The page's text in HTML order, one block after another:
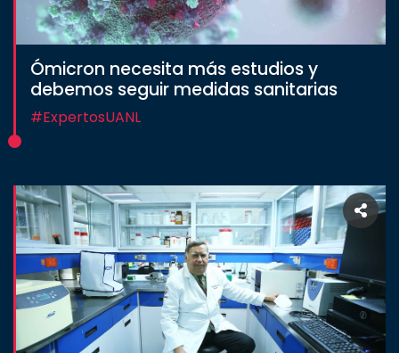
Ómicron necesita más estudios y
debemos seguir medidas sanitarias
#ExpertosUANL